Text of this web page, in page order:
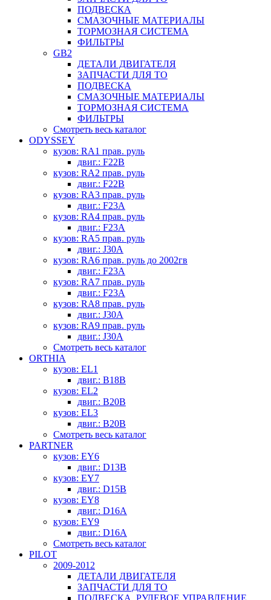
ПОДВЕСКА
СМАЗОЧНЫЕ МАТЕРИАЛЫ
ТОРМОЗНАЯ СИСТЕМА
ФИЛЬТРЫ
GB2
ДЕТАЛИ ДВИГАТЕЛЯ
ЗАПЧАСТИ ДЛЯ ТО
ПОДВЕСКА
СМАЗОЧНЫЕ МАТЕРИАЛЫ
ТОРМОЗНАЯ СИСТЕМА
ФИЛЬТРЫ
Смотреть весь каталог
ODYSSEY
кузов: RA1 прав. руль
двиг.: F22B
кузов: RA2 прав. руль
двиг.: F22B
кузов: RA3 прав. руль
двиг.: F23A
кузов: RA4 прав. руль
двиг.: F23A
кузов: RA5 прав. руль
двиг.: J30A
кузов: RA6 прав. руль до 2002гв
двиг.: F23A
кузов: RA7 прав. руль
двиг.: F23A
кузов: RA8 прав. руль
двиг.: J30A
кузов: RA9 прав. руль
двиг.: J30A
Смотреть весь каталог
ORTHIA
кузов: EL1
двиг.: B18B
кузов: EL2
двиг.: B20B
кузов: EL3
двиг.: B20B
Смотреть весь каталог
PARTNER
кузов: EY6
двиг.: D13B
кузов: EY7
двиг.: D15B
кузов: EY8
двиг.: D16A
кузов: EY9
двиг.: D16A
Смотреть весь каталог
PILOT
2009-2012
ДЕТАЛИ ДВИГАТЕЛЯ
ЗАПЧАСТИ ДЛЯ ТО
ПОДВЕСКА, РУЛЕВОЕ УПРАВЛЕНИЕ,